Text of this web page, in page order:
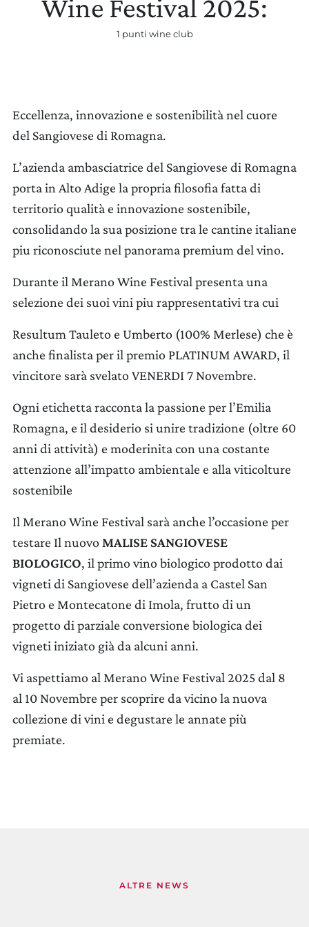
REGALISTICA AZIENDALE
AGGIORNA PREFERENZE
Wine Festival 2025:
1 punti wine club
Eccellenza, innovazione e sostenibilità nel cuore
del Sangiovese di Romagna.
L’azienda ambasciatrice del Sangiovese di Romagna
porta in Alto Adige la propria filosofia fatta di
territorio qualità e innovazione sostenibile,
consolidando la sua posizione tra le cantine italiane
piu riconosciute nel panorama premium del vino.
Durante il Merano Wine Festival presenta una
selezione dei suoi vini piu rappresentativi tra cui
Resultum Tauleto e Umberto (100% Merlese) che è
anche finalista per il premio PLATINUM AWARD, il
vincitore sarà svelato VENERDI 7 Novembre.
Ogni etichetta racconta la passione per l’Emilia
Romagna, e il desiderio si unire tradizione (oltre 60
anni di attività) e moderinita con una costante
attenzione all’impatto ambientale e alla viticolture
sostenibile
Il Merano Wine Festival sarà anche l’occasione per
testare Il nuovo MALISE SANGIOVESE
BIOLOGICO, il primo vino biologico prodotto dai
vigneti di Sangiovese dell’azienda a Castel San
Pietro e Montecatone di Imola, frutto di un
progetto di parziale conversione biologica dei
vigneti iniziato già da alcuni anni.
Vi aspettiamo al Merano Wine Festival 2025 dal 8
al 10 Novembre per scoprire da vicino la nuova
collezione di vini e degustare le annate più
premiate.
ALTRE NEWS